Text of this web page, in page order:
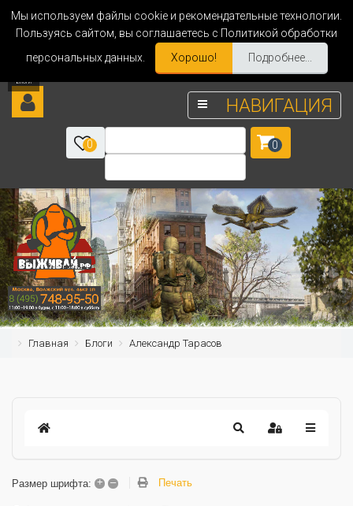
Мы используем файлы cookie и рекомендательные технологии.
Пользуясь сайтом, вы соглашаетесь с Политикой обработки
персональных данных.
Хорошо! Подробнее...
НАВИГАЦИЯ
0 0
Главная Блоги Александр Тарасов
Размер шрифта: + – Печать